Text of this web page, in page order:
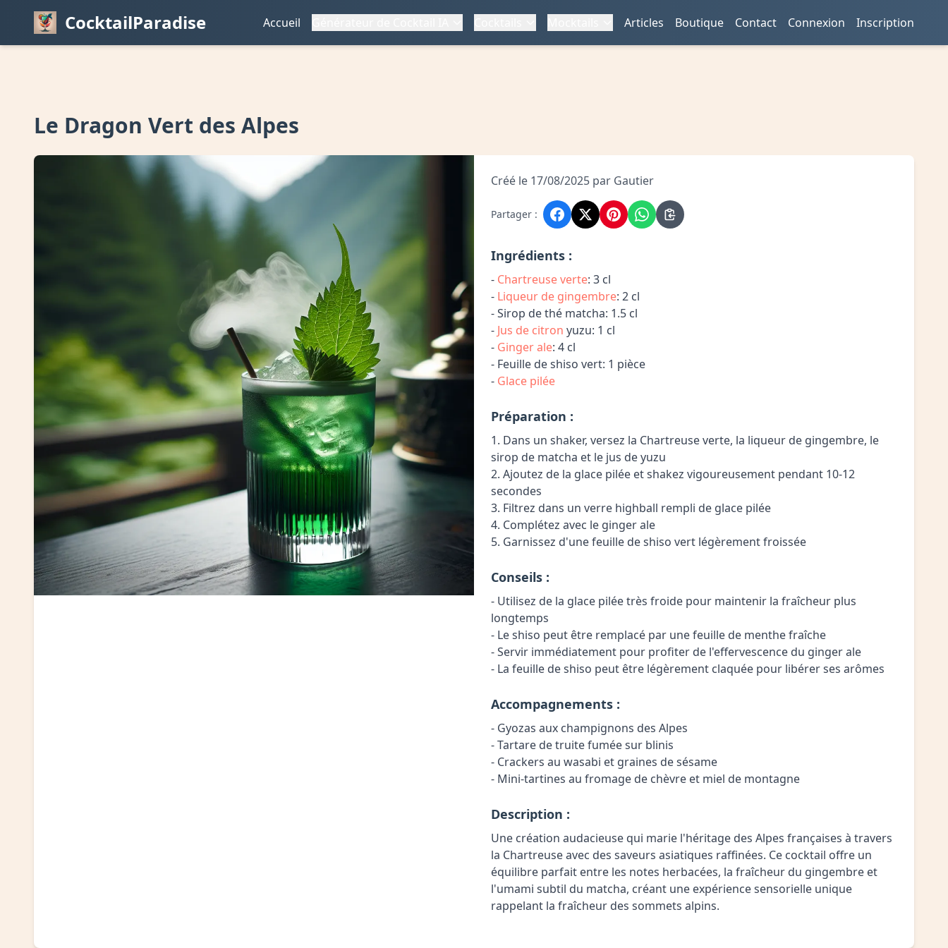
CocktailParadise Accueil Articles Boutique Contact Connexion Inscription
Le Dragon Vert des Alpes
Créé le 17/08/2025 par Gautier
Partager :
Ingrédients :
- Chartreuse verte: 3 cl
- Liqueur de gingembre: 2 cl
- Sirop de thé matcha: 1.5 cl
- Jus de citron yuzu: 1 cl
- Ginger ale: 4 cl
- Feuille de shiso vert: 1 pièce
- Glace pilée
Préparation :
1. Dans un shaker, versez la Chartreuse verte, la liqueur de gingembre, le
sirop de matcha et le jus de yuzu
2. Ajoutez de la glace pilée et shakez vigoureusement pendant 10-12
secondes
3. Filtrez dans un verre highball rempli de glace pilée
4. Complétez avec le ginger ale
5. Garnissez d'une feuille de shiso vert légèrement froissée
Conseils :
- Utilisez de la glace pilée très froide pour maintenir la fraîcheur plus
longtemps
- Le shiso peut être remplacé par une feuille de menthe fraîche
- Servir immédiatement pour profiter de l'effervescence du ginger ale
- La feuille de shiso peut être légèrement claquée pour libérer ses arômes
Accompagnements :
- Gyozas aux champignons des Alpes
- Tartare de truite fumée sur blinis
- Crackers au wasabi et graines de sésame
- Mini-tartines au fromage de chèvre et miel de montagne
Description :
Une création audacieuse qui marie l'héritage des Alpes françaises à travers
la Chartreuse avec des saveurs asiatiques raffinées. Ce cocktail offre un
équilibre parfait entre les notes herbacées, la fraîcheur du gingembre et
l'umami subtil du matcha, créant une expérience sensorielle unique
rappelant la fraîcheur des sommets alpins.